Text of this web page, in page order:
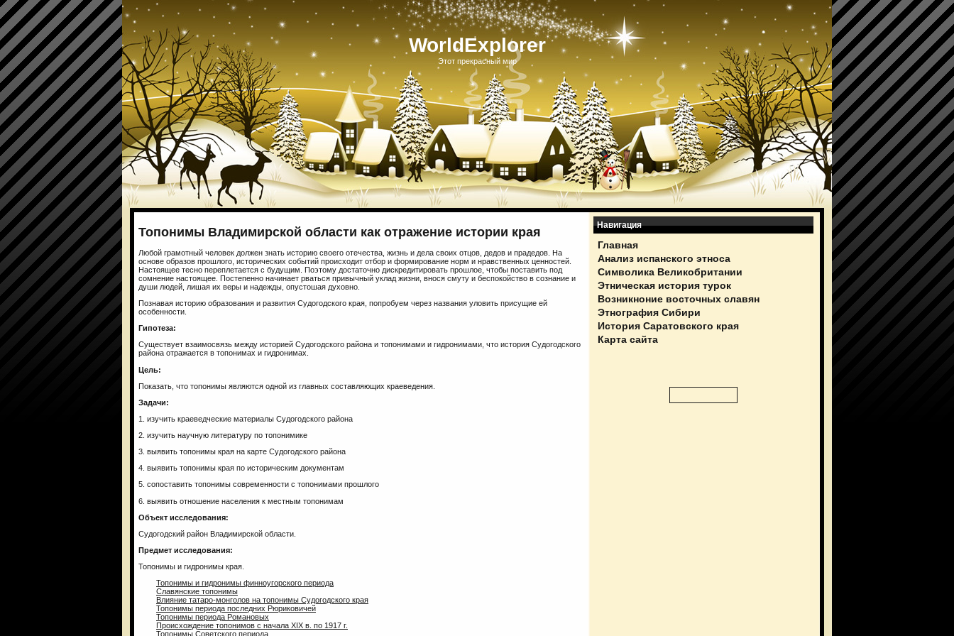
WorldExplorer
Этот прекрасный мир
Навигация
Главная
Анализ испанского этноса
Символика Великобритании
Этническая история турок
Возникноние восточных славян
Этнография Сибири
История Саратовского края
Карта сайта
Топонимы Владимирской области как отражение истории края
Любой грамотный человек должен знать историю своего отечества, жизнь и дела своих отцов, дедов и прадедов. На
основе образов прошлого, исторических событий происходит отбор и формирование норм и нравственных ценностей.
Настоящее тесно переплетается с будущим. Поэтому достаточно дискредитировать прошлое, чтобы поставить под
сомнение настоящее. Постепенно начинает рваться привычный уклад жизни, внося смуту и беспокойство в сознание и
души людей, лишая их веры и надежды, опустошая духовно.
Познавая историю образования и развития Судогодского края, попробуем через названия уловить присущие ей
особенности.
Гипотеза:
Существует взаимосвязь между историей Судогодского района и топонимами и гидронимами, что история Судогодского
района отражается в топонимах и гидронимах.
Цель:
Показать, что топонимы являются одной из главных составляющих краеведения.
Задачи:
1. изучить краеведческие материалы Судогодского района
2. изучить научную литературу по топонимике
3. выявить топонимы края на карте Судогодского района
4. выявить топонимы края по историческим документам
5. сопоставить топонимы современности с топонимами прошлого
6. выявить отношение населения к местным топонимам
Объект исследования:
Судогодский район Владимирской области.
Предмет исследования:
Топонимы и гидронимы края.
Топонимы и гидронимы финноугорского периода
Славянские топонимы
Влияние татаро-монголов на топонимы Судогодского края
Топонимы периода последних Рюриковичей
Топонимы периода Романовых
Происхождение топонимов с начала XIX в. по 1917 г.
Топонимы Советского периода